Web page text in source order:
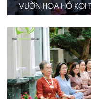
VƯỜN HOA HỒ KOI